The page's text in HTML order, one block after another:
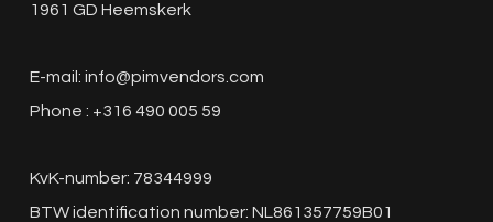
1961 GD Heemskerk
E-mail: info@pimvendors.com
Phone : +316 490 005 59
KvK-number: 78344999
BTW identification number: NL861357759B01